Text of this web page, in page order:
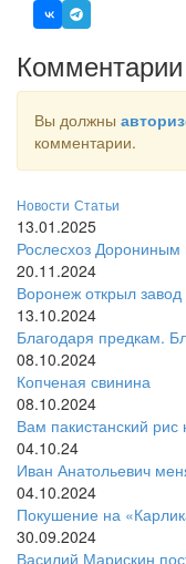
Вы должны
комментарии.
Новости Статьи
13.01.2025
Рослесхоз
20.11.2024
Воронеж открыл
13.10.2024
Благодаря предкам.
08.10.2024
Копченая свинина
08.10.2024
Вам пакистанский
04.10.24
Иван Анатольевич
04.10.2024
Покушение на
30.09.2024
Василий Марискин